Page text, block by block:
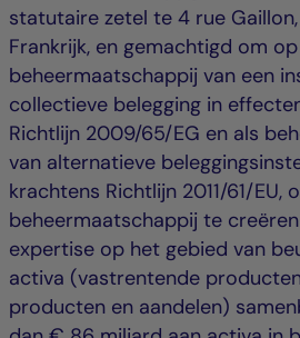
statutaire zetel te 4 rue
Frankrijk, en gemachtigd om
beheermaatschappij van een
collectieve belegging in
Richtlijn 2009/65/EG en als
van alternatieve
krachtens Richtlijn 2011/61/EU,
beheermaatschappij te
expertise op het gebied van
activa (vastrentende
producten en aandelen)